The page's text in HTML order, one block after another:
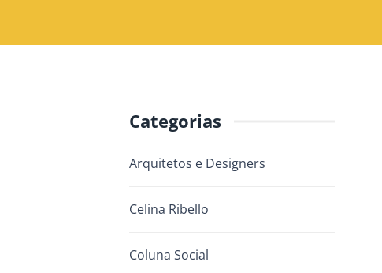
Categorias
Arquitetos e Designers
Celina Ribello
Coluna Social